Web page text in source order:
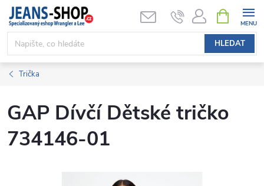
Přejít
obsah
HLEDAT
NÁKUPNÍ
KOŠÍK
Trička
GAP Dívčí Dětské tričko
734146-01